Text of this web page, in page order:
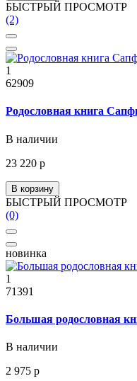
БЫСТРЫЙ ПРОСМОТР
(2)
1
62909
Родословная книга
В наличии
23 220 р
В корзину
БЫСТРЫЙ ПРОСМОТР
(0)
новинка
1
71391
Большая родословная
В наличии
2 975 р